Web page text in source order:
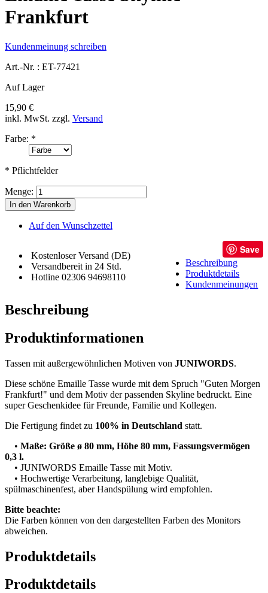
Frankfurt
Kundenmeinung schreiben
Art.-Nr. : ET-77421
Auf Lager
15,90 €
inkl. MwSt. zzgl. Versand
Farbe: *
* Pflichtfelder
Menge:
In den Warenkorb
Auf den Wunschzettel
Kostenloser Versand (DE)
Versandbereit in 24 Std.
Hotline 02306 94698110
Save
Beschreibung
Produktdetails
Kundenmeinungen
Beschreibung
Produktinformationen
Tassen mit außergewöhnlichen Motiven von JUNIWORDS.
Diese schöne Emaille Tasse wurde mit dem Spruch "Guten Morgen
Frankfurt!" und dem Motiv der passenden Skyline bedruckt. Eine
super Geschenkidee für Freunde, Familie und Kollegen.
Die Fertigung findet zu 100% in Deutschland statt.
• Maße: Größe ø 80 mm, Höhe 80 mm, Fassungsvermögen
0,3 l.
• JUNIWORDS Emaille Tasse mit Motiv.
• Hochwertige Verarbeitung, langlebige Qualität,
spülmaschinenfest, aber Handspülung wird empfohlen.
Bitte beachte:
Die Farben können von den dargestellten Farben des Monitors
abweichen.
Produktdetails
Produktdetails